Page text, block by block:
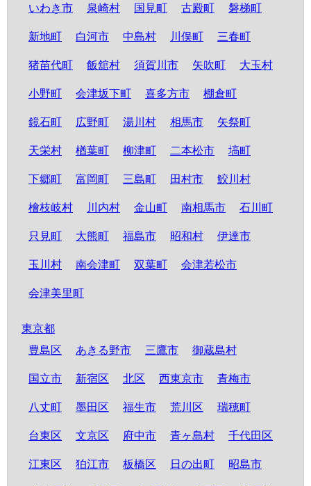
いわき市 泉崎村 国見町 古殿町 磐梯町
新地町 白河市 中島村 川俣町 三春町
猪苗代町 飯舘村 須賀川市 矢吹町 大玉村
小野町 会津坂下町 喜多方市 棚倉町
鏡石町 広野町 湯川村 相馬市 矢祭町
天栄村 楢葉町 柳津町 二本松市 塙町
下郷町 富岡町 三島町 田村市 鮫川村
檜枝岐村 川内村 金山町 南相馬市 石川町
只見町 大熊町 福島市 昭和村 伊達市
玉川村 南会津町 双葉町 会津若松市
会津美里町
東京都
豊島区
あきる野市 三鷹市 御蔵島村
国立市 新宿区 北区 西東京市 青梅市
八丈町 墨田区 福生市 荒川区 瑞穂町
台東区 文京区 府中市 青ヶ島村 千代田区
江東区 狛江市 板橋区 日の出町 昭島市